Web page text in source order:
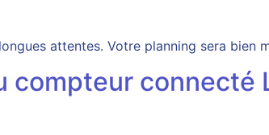
attentes. Votre planning sera bien
compteur